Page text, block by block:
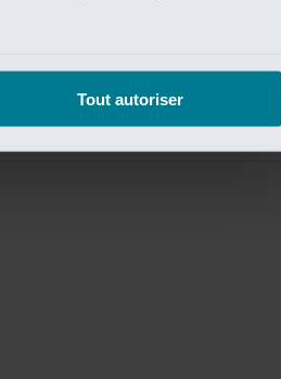
Tout autoriser
Kempen Research